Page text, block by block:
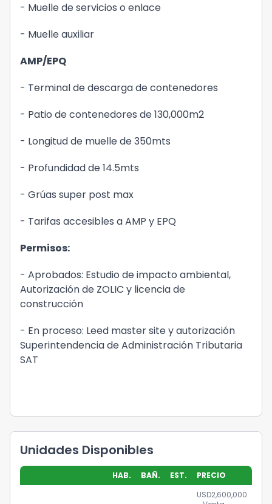
- Muelle de servicios o enlace
- Muelle auxiliar
AMP/EPQ
- Terminal de descarga de contenedores
- Patio de contenedores de 130,000m2
- Longitud de muelle de 350mts
- Profundidad de 14.5mts
- Grúas super post max
- Tarifas accesibles a AMP y EPQ
Permisos:
- Aprobados: Estudio de impacto ambiental,
Autorización de ZOLIC y licencia de
construcción
- En proceso: Leed master site y autorización
Superintendencia de Administración Tributaria
SAT
Unidades Disponibles
HAB. BAÑ. EST. PRECIO
USD2,600,000